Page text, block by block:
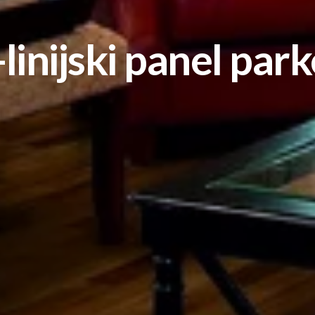
panel